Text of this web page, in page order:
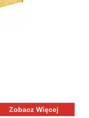
Zobacz Więcej